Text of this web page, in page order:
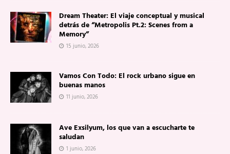
Dream Theater: El viaje conceptual y musical
detrás de “Metropolis Pt.2: Scenes from a
Memory”
15 junio, 2026
Vamos Con Todo: El rock urbano sigue en
buenas manos
11 junio, 2026
Ave Exsilyum, los que van a escucharte te
saludan
1 junio, 2026